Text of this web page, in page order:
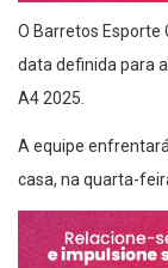
O Barretos Esporte
data definida para
A4 2025.
A equipe
casa, na quarta-